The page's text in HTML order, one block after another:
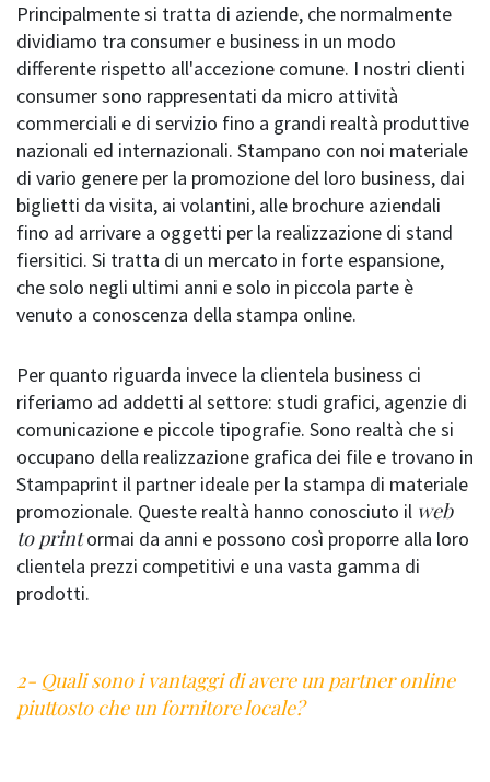
Principalmente si tratta di aziende, che normalmente
dividiamo tra consumer e business in un modo
differente rispetto all'accezione comune. I nostri clienti
consumer sono rappresentati da micro attività
commerciali e di servizio fino a grandi realtà produttive
nazionali ed internazionali. Stampano con noi materiale
di vario genere per la promozione del loro business, dai
biglietti da visita, ai volantini, alle brochure aziendali
fino ad arrivare a oggetti per la realizzazione di stand
fiersitici. Si tratta di un mercato in forte espansione,
che solo negli ultimi anni e solo in piccola parte è
venuto a conoscenza della stampa online.
Per quanto riguarda invece la clientela business ci
riferiamo ad addetti al settore: studi grafici, agenzie di
comunicazione e piccole tipografie. Sono realtà che si
occupano della realizzazione grafica dei file e trovano in
Stampaprint il partner ideale per la stampa di materiale
promozionale. Queste realtà hanno conosciuto il web
to printormai da anni e possono così proporre alla loro
clientela prezzi competitivi e una vasta gamma di
prodotti.
2- Quali sono i vantaggi di avere un partner online
piuttosto che un fornitore locale?